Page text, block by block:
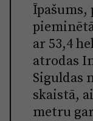
ar 53,4
atrodas
Siguldas
skaistā,
metru